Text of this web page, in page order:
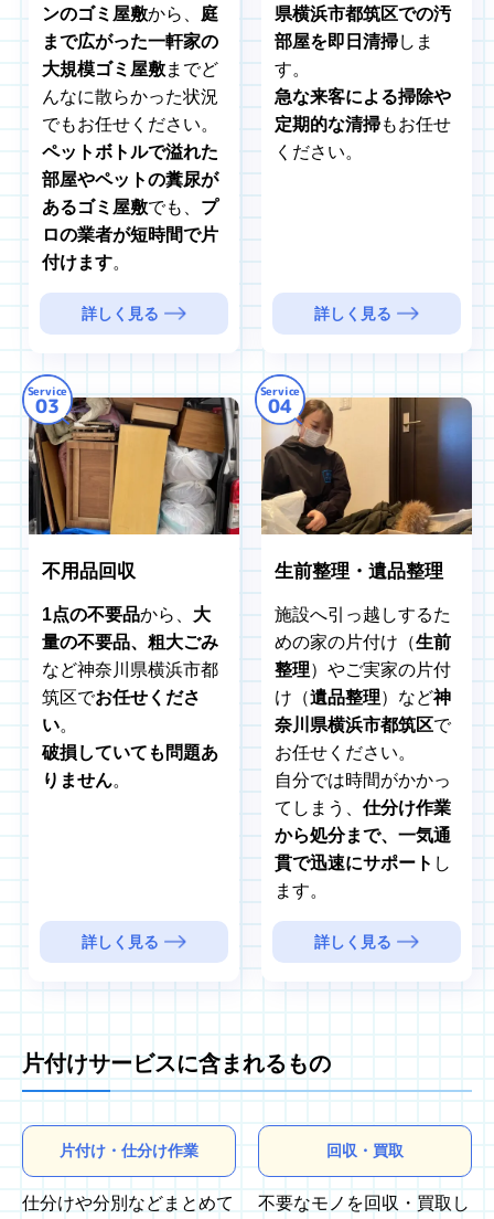
ンのゴミ屋敷から、 庭
まで広がった一軒家の
大規模ゴミ屋敷までど
んなに散らかった状況
でもお任せください。
ペットボトルで溢れた
部屋やペットの糞尿が
あるゴミ屋敷でも、 プ
ロの業者が短時間で片
付けます。
詳しく見る
県横浜市都筑区での汚
部屋を即日清掃しま
す。
急な来客による掃除や
定期的な清掃もお任せ
ください。
詳しく見る
Service
03
不用品回収
1点の不要品から、 大
量の不要品、粗大ごみ
など神奈川県横浜市都
筑区でお任せくださ
い。
破損していても問題あ
りません。
詳しく見る
Service
04
生前整理・遺品整理
施設へ引っ越しするた
めの家の片付け（生前
整理）やご実家の片付
け（遺品整理）など神
奈川県横浜市都筑区で
お任せください。
自分では時間がかかっ
てしまう、 仕分け作業
から処分まで、一気通
貫で迅速にサポート し
ます。
詳しく見る
片付けサービスに含まれるもの
片付け・仕分け作業
仕分けや分別などまとめて
回収・買取
不要なモノを回収・買取し